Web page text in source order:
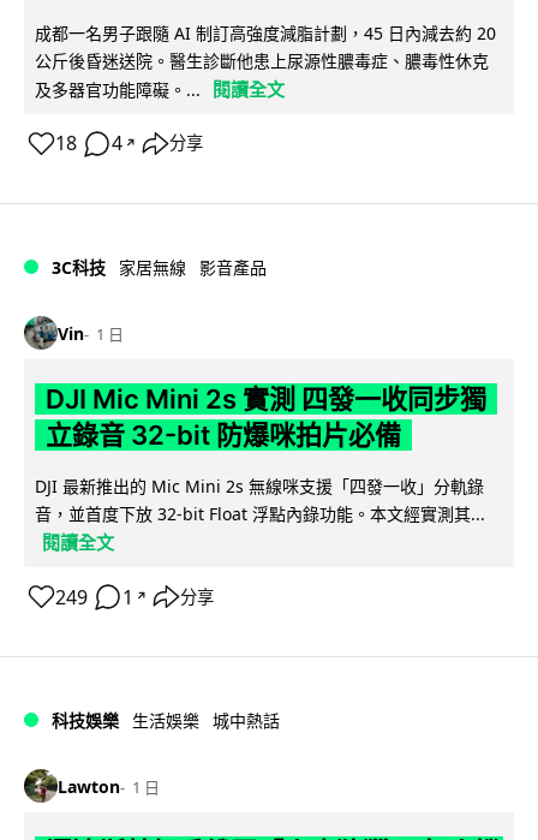
成都一名男子跟隨 AI 制訂高強度減脂計劃，45 日內減去約 20
公斤後昏迷送院。醫生診斷他患上尿源性膿毒症、膿毒性休克
及多器官功能障礙。...
閱讀全文
18 4 ↗ 分享
3C科技 家居無線 影音產品
Vin 1 日
DJI Mic Mini 2s 實測 四發一收同步獨
立錄音 32-bit 防爆咪拍片必備
DJI 最新推出的 Mic Mini 2s 無線咪支援「四發一收」分軌錄
音，並首度下放 32-bit Float 浮點內錄功能。本文經實測其...
閱讀全文
249 1 ↗ 分享
科技娛樂 生活娛樂 城中熱話
Lawton 1 日